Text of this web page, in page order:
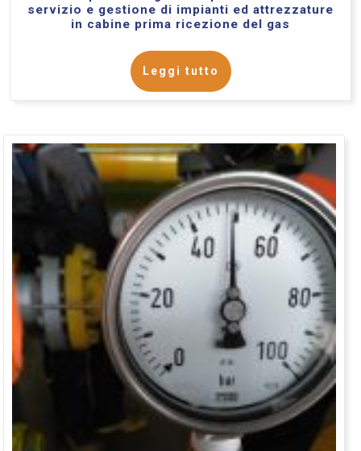
servizio e gestione di impianti ed attrezzature
in cabine prima ricezione del gas
Leggi tutto